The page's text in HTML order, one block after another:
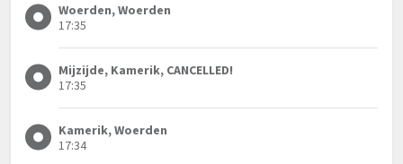
Woerden, Woerden
17:35
Mijzijde, Kamerik, CANCELLED!
17:35
Kamerik, Woerden
17:34